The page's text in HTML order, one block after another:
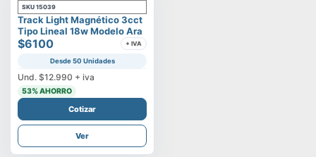
SKU 15039
Track Light Magnético 3cct
Tipo Lineal 18w Modelo Ara
$6100 + IVA
Desde 50 Unidades
Und. $12.990 + iva
53% AHORRO
Cotizar
Ver